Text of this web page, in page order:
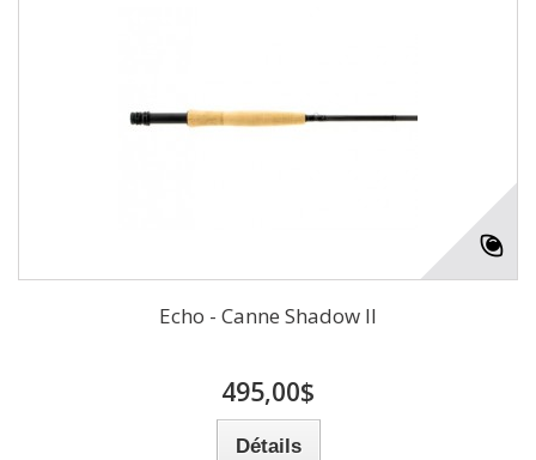
Echo - Canne Shadow II
495,00$
Détails